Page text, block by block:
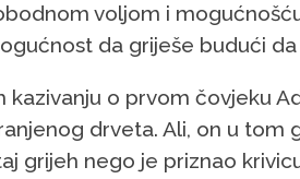
voljom i
da griješe budući
kazivanju o prvom čovjeku
drveta. Ali, on u tom
grijeh nego je priznao